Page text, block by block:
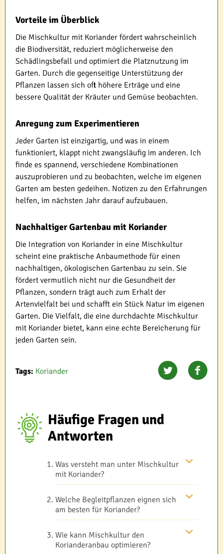
Vorteile im Überblick
Die Mischkultur mit Koriander fördert wahrscheinlich
die Biodiversität, reduziert möglicherweise den
Schädlingsbefall und optimiert die Platznutzung im
Garten. Durch die gegenseitige Unterstützung der
Pflanzen lassen sich oft höhere Erträge und eine
bessere Qualität der Kräuter und Gemüse beobachten.
Anregung zum Experimentieren
Jeder Garten ist einzigartig, und was in einem
funktioniert, klappt nicht zwangsläufig im anderen. Ich
finde es spannend, verschiedene Kombinationen
auszuprobieren und zu beobachten, welche im eigenen
Garten am besten gedeihen. Notizen zu den Erfahrungen
helfen, im nächsten Jahr darauf aufzubauen.
Nachhaltiger Gartenbau mit Koriander
Die Integration von Koriander in eine Mischkultur
scheint eine praktische Anbaumethode für einen
nachhaltigen, ökologischen Gartenbau zu sein. Sie
fördert vermutlich nicht nur die Gesundheit der
Pflanzen, sondern trägt auch zum Erhalt der
Artenvielfalt bei und schafft ein Stück Natur im eigenen
Garten. Die Vielfalt, die eine durchdachte Mischkultur
mit Koriander bietet, kann eine echte Bereicherung für
jeden Garten sein.
Tags: Koriander
Häufige Fragen und
Antworten
Was versteht man unter Mischkultur
mit Koriander?
Welche Begleitpflanzen eignen sich
am besten für Koriander?
Wie kann Mischkultur den
Korianderanbau optimieren?